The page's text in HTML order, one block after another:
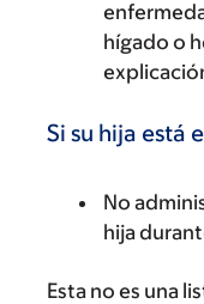
hígado o
Si su hija está
No
hija
Esta no es una